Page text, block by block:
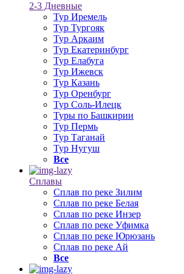
2-3 Дневные
Тур Иремель
Тур Тургояк
Тур Аркаим
Тур Екатеринбург
Тур Елабуга
Тур Ижевск
Тур Казань
Тур Оренбург
Тур Соль-Илецк
Туры по Башкирии
Тур Пермь
Тур Таганай
Тур Нугуш
Все
Сплавы
Сплав по реке Зилим
Сплав по реке Белая
Сплав по реке Инзер
Сплав по реке Уфимка
Сплав по реке Юрюзань
Сплав по реке Ай
Все